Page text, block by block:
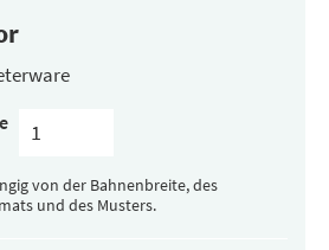
von der Bahnenbreite, des
und des Musters.